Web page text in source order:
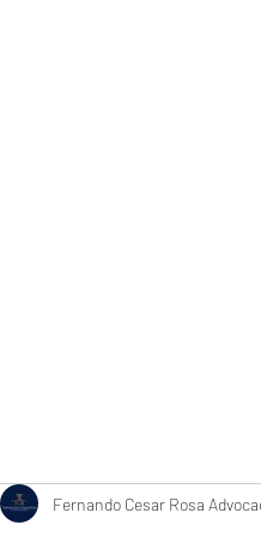
Fernando Cesar Rosa